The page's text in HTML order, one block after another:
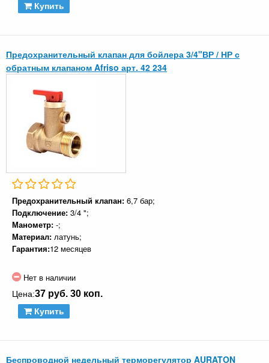
Купить
Предохранительный клапан для бойлера 3/4"ВР / НР с
обратным клапаном Afriso арт. 42 234
Предохранительный клапан: 6,7 бар;
Подключение: 3/4 ";
Манометр: -;
Материал: латунь;
Гарантия:12 месяцев
Нет в наличии
Цена:37 руб. 30 коп.
Купить
Беспроводной недельный терморегулятор AURATON